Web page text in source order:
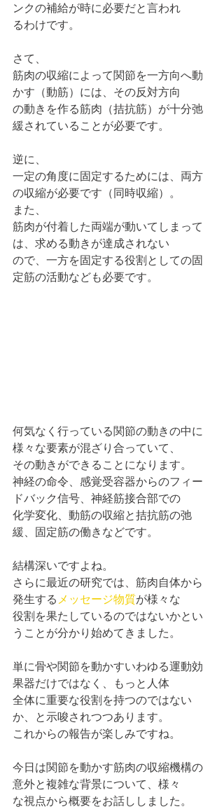
ンクの補給が時に必要だと言われ
るわけです。
さて、
筋肉の収縮によって関節を一方向へ動
かす（動筋）には、その反対方向
の動きを作る筋肉（拮抗筋）が十分弛
緩されていることが必要です。
逆に、
一定の角度に固定するためには、両方
の収縮が必要です（同時収縮）。
また、
筋肉が付着した両端が動いてしまって
は、求める動きが達成されない
ので、一方を固定する役割としての固
定筋の活動なども必要です。
何気なく行っている関節の動きの中に
様々な要素が混ざり合っていて、
その動きができることになります。
神経の命令、感覚受容器からのフィー
ドバック信号、神経筋接合部での
化学変化、動筋の収縮と拮抗筋の弛
緩、固定筋の働きなどです。
結構深いですよね。
さらに最近の研究では、筋肉自体から
発生する メッセージ物質が様々な
役割を果たしているのではないかとい
うことが分かり始めてきました。
単に骨や関節を動かすいわゆる運動効
果器だけではなく、もっと人体
全体に重要な役割を持つのではない
か、と示唆されつつあります。
これからの報告が楽しみですね。
今日は関節を動かす筋肉の収縮機構の
意外と複雑な背景について、様々
な視点から概要をお話ししました。